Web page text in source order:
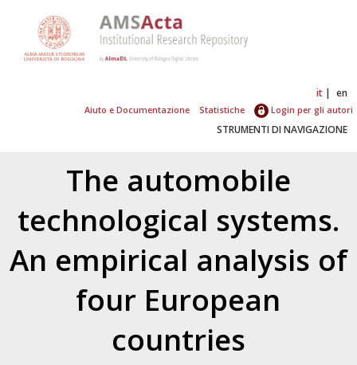
it en
Aiuto e Documentazione Statistiche Login per gli autori
STRUMENTI DI NAVIGAZIONE
The automobile
technological systems.
An empirical analysis of
four European
countries